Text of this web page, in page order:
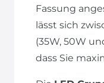
Fassung
lässt sich
(35W, 50W
dass Sie